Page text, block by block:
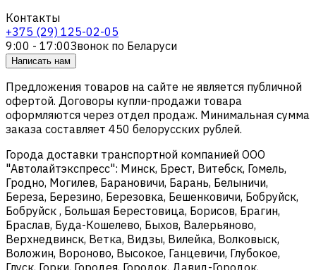
Контакты
+375 (29) 125-02-05
9:00 - 17:00Звонок по Беларуси
Написать нам
Предложения товаров на сайте не является публичной
офертой. Договоры купли-продажи товара
оформляются через отдел продаж. Минимальная сумма
заказа составляет 450 белорусских рублей.
Города доставки транспортной компанией ООО
"Автолайтэкспресс": Минск, Брест, Витебск, Гомель,
Гродно, Могилев, Барановичи, Барань, Белыничи,
Береза, Березино, Березовка, Бешенковичи, Бобруйск,
Бобруйск , Большая Берестовица, Борисов, Брагин,
Браслав, Буда-Кошелево, Быхов, Валерьяново,
Верхнедвинск, Ветка, Видзы, Вилейка, Волковыск,
Воложин, Вороново, Высокое, Ганцевичи, Глубокое,
Глуск, Горки, Городея, Городок, Давид-Городок,